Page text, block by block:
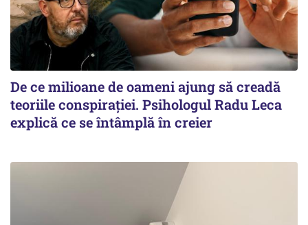
De ce milioane de oameni ajung să creadă
teoriile conspirației. Psihologul Radu Leca
explică ce se întâmplă în creier